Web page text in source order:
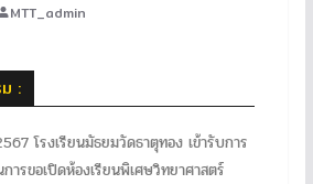
MTT_admin
:
โรงเรียนมัธยมวัดธาตุทอง เข้ารับการ
ารขอเปิดห้องเรียนพิเศษวิทยาศาสตร์